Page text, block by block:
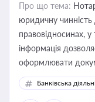
Про що тема:
юридичну чинність
правовідносинах,
інформація
оформлювати
забезпечувати їх
контрагентами
Банківська